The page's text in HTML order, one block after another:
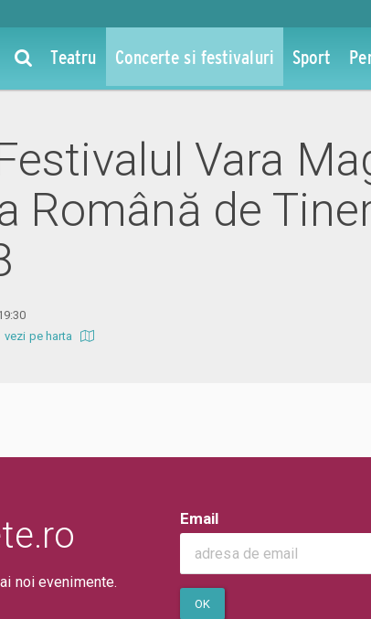
Teatru Concerte si festivaluri Sport
Vara
Română de
vezi pe harta
noi evenimente.
Email
OK